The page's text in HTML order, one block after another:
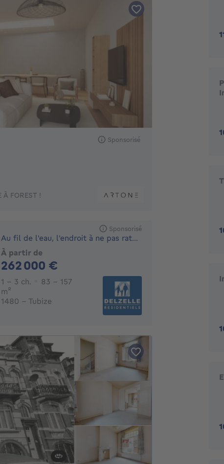
Sponsorisé
À FOREST !
Sponsorisé
Au fil de l'eau, l'endroit à ne pas rater dans le BW..
À partir de
262 000 €
1 - 3 Chambres
1 - 3 ch.
83 - 157
m²
1480 - Tubize